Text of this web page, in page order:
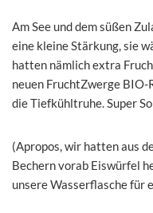
Am See und dem süßen
eine kleine Stärkung, sie
hatten nämlich extra
neuen FruchtZwerge BIO-
die Tiefkühltruhe. Super
(Apropos, wir hatten aus
Bechern vorab Eiswürfel
unsere Wasserflasche für